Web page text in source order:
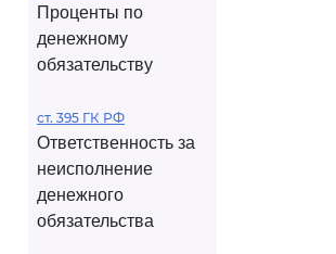
Проценты по
денежному
обязательству
ст. 395 ГК РФ
Ответственность за
неисполнение
денежного
обязательства